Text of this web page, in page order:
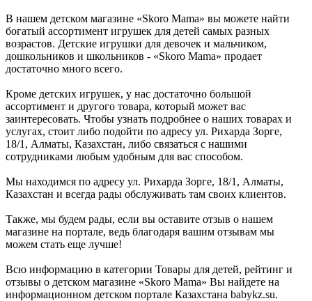
В нашем детском магазине «Skoro Mama» вы можете найти
богатый ассортимент игрушек для детей самых разных
возрастов. Детские игрушки для девочек и мальчиком,
дошкольников и школьников - «Skoro Mama» продает
достаточно много всего.
Кроме детских игрушек, у нас достаточно большой
ассортимент и другого товара, который может вас
заинтересовать. Чтобы узнать подробнее о наших товарах и
услугах, стоит либо подойти по адресу ул. Рихарда Зорге,
18/1, Алматы, Казахстан, либо связаться с нашими
сотрудниками любым удобным для вас способом.
Мы находимся по адресу ул. Рихарда Зорге, 18/1, Алматы,
Казахстан и всегда рады обслуживать там своих клиентов.
Также, мы будем рады, если вы оставите отзыв о нашем
магазине на портале, ведь благодаря вашим отзывам мы
можем стать еще лучше!
Всю информацию в категории Товары для детей, рейтинг и
отзывы о детском магазине «Skoro Mama» Вы найдете на
информационном детском портале Казахстана babykz.su.